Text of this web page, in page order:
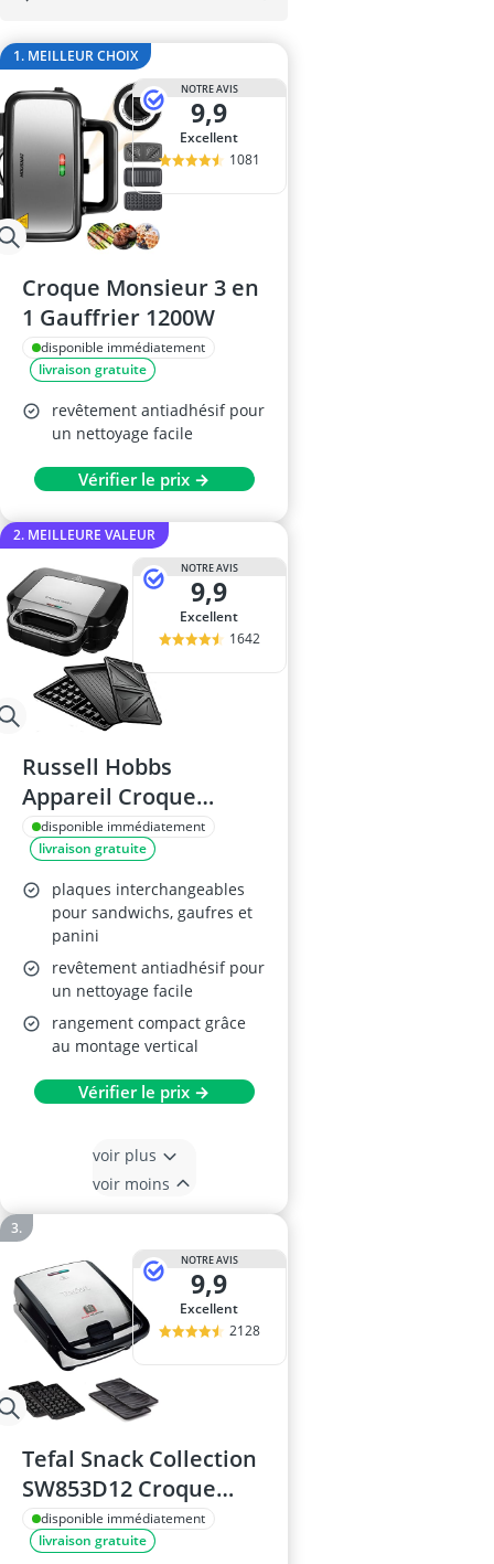
1. MEILLEUR CHOIX
NOTRE AVIS
9,9
Excellent
1081
Croque Monsieur 3 en
1 Gauffrier 1200W
disponible immédiatement
livraison gratuite
revêtement antiadhésif pour
un nettoyage facile
Vérifier le prix →
2. MEILLEURE VALEUR
NOTRE AVIS
9,9
Excellent
1642
Russell Hobbs
Appareil Croque
Monsieur 26810-56
disponible immédiatement
livraison gratuite
plaques interchangeables
pour sandwichs, gaufres et
panini
revêtement antiadhésif pour
un nettoyage facile
rangement compact grâce
au montage vertical
Vérifier le prix →
voir plus
voir moins
NOTRE AVIS
9,9
Excellent
2128
Tefal Snack Collection
SW853D12 Croque
Gaufres et
Sandwiches
disponible immédiatement
livraison gratuite